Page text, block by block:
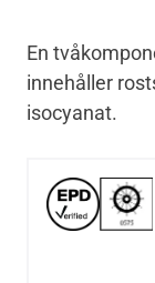
En
innehåller
isocyanat.